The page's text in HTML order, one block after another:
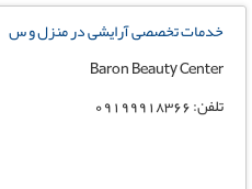
خدمات تخصصی آرایشی در منزل و س
Baron Beauty Center
تلفن: 09199918366